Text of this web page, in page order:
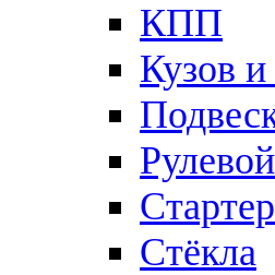
КПП
Кузов
Стёкла